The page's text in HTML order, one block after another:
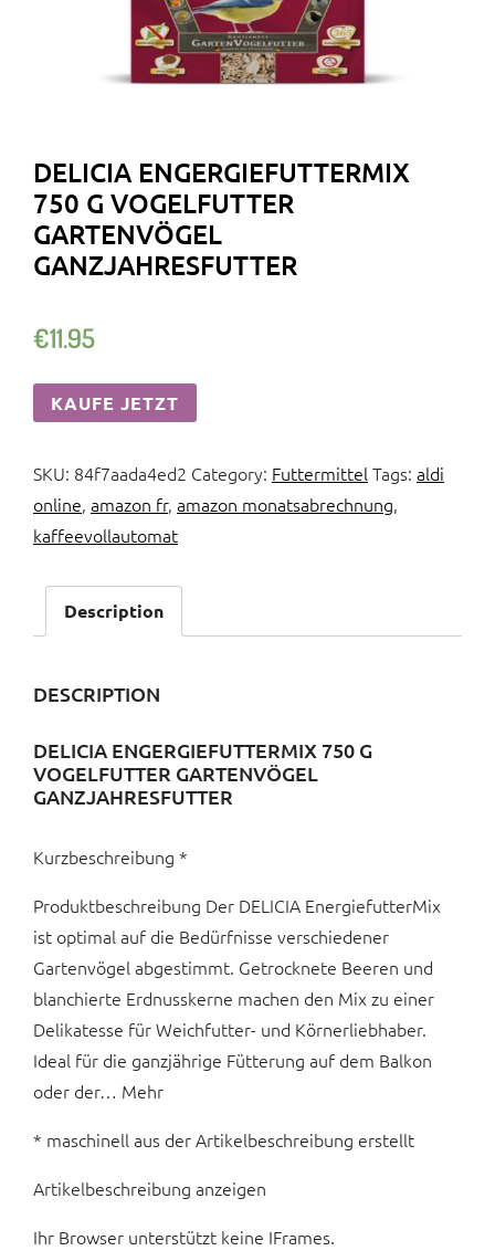
DELICIA ENGERGIEFUTTERMIX
750 G VOGELFUTTER
GARTENVÖGEL
GANZJAHRESFUTTER
€11.95
KAUFE JETZT
SKU: 84f7aada4ed2 Category: FuttermittelTags: aldi
online, amazon fr, amazon monatsabrechnung,
kaffeevollautomat
Description
DESCRIPTION
DELICIA ENGERGIEFUTTERMIX 750 G
VOGELFUTTER GARTENVÖGEL
GANZJAHRESFUTTER
Kurzbeschreibung *
Produktbeschreibung Der DELICIA EnergiefutterMix
ist optimal auf die Bedürfnisse verschiedener
Gartenvögel abgestimmt. Getrocknete Beeren und
blanchierte Erdnusskerne machen den Mix zu einer
Delikatesse für Weichfutter- und Körnerliebhaber.
Ideal für die ganzjährige Fütterung auf dem Balkon
oder der… Mehr
* maschinell aus der Artikelbeschreibung erstellt
Artikelbeschreibung anzeigen
Ihr Browser unterstützt keine IFrames.